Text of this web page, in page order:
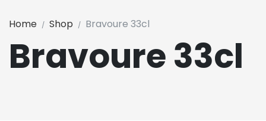
Bravoure 33cl
Home Shop Bravoure 33cl